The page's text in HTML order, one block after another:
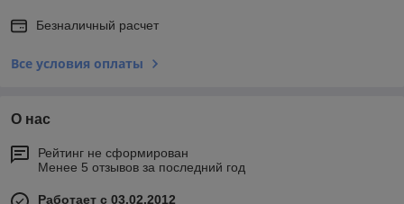
Безналичный расчет
Все условия оплаты
О нас
Рейтинг не сформирован
Менее 5 отзывов за последний год
Работает с 03.02.2012